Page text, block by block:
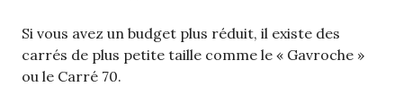
Si vous avez un budget plus réduit, il existe des
carrés de plus petite taille comme le « Gavroche »
ou le Carré 70.